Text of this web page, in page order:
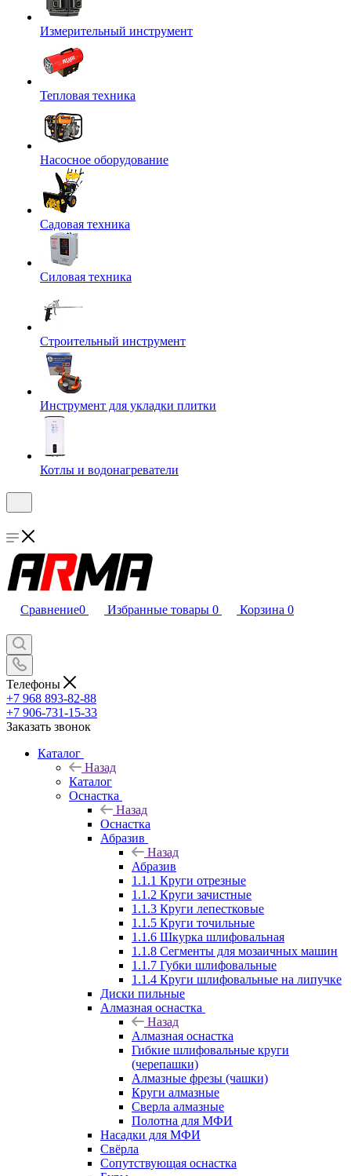
Измерительный инструмент
Тепловая техника
Насосное оборудование
Садовая техника
Силовая техника
Строительный инструмент
Инструмент для укладки плитки
Котлы и водонагреватели
Сравнение0 Избранные товары 0 Корзина 0
Телефоны
+7 968 893-82-88
+7 906-731-15-33
Заказать звонок
Каталог
Назад
Каталог
Оснастка
Назад
Оснастка
Абразив
Назад
Абразив
1.1.1 Круги отрезные
1.1.2 Круги зачистные
1.1.3 Круги лепестковые
1.1.5 Круги точильные
1.1.6 Шкурка шлифовальная
1.1.8 Сегменты для мозаичных машин
1.1.7 Губки шлифовальные
1.1.4 Круги шлифовальные на липучке
Диски пильные
Алмазная оснастка
Назад
Алмазная оснастка
Гибкие шлифовальные круги
(черепашки)
Алмазные фрезы (чашки)
Круги алмазные
Сверла алмазные
Полотна для МФИ
Насадки для МФИ
Свёрла
Сопутствующая оснастка